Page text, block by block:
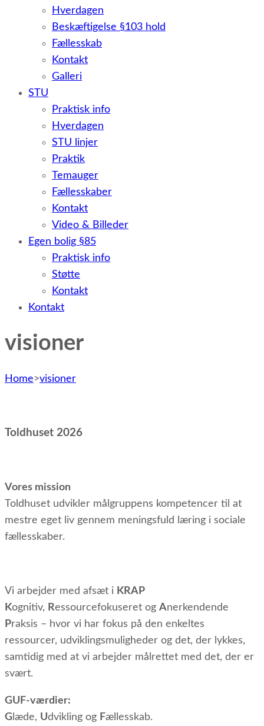
Hverdagen
Beskæftigelse §103 hold
Fællesskab
Kontakt
Galleri
STU
Praktisk info
Hverdagen
STU linjer
Praktik
Temauger
Fællesskaber
Kontakt
Video & Billeder
Egen bolig §85
Praktisk info
Støtte
Kontakt
Kontakt
visioner
Home>visioner
Toldhuset 2026
Vores mission
Toldhuset udvikler målgruppens kompetencer til at
mestre eget liv gennem meningsfuld læring i sociale
fællesskaber.
Vi arbejder med afsæt i KRAP
Kognitiv, Ressourcefokuseret og Anerkendende
Praksis – hvor vi har fokus på den enkeltes
ressourcer, udviklingsmuligheder og det, der lykkes,
samtidig med at vi arbejder målrettet med det, der er
svært.
GUF-værdier:
G læde, Udvikling og Fællesskab.